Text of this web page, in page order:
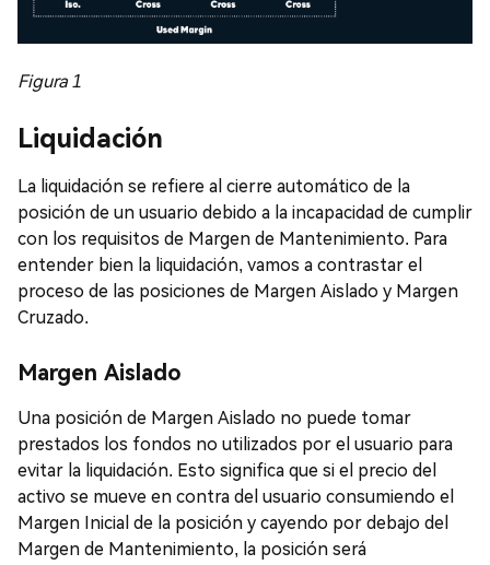
Figura 1
Liquidación
La liquidación se refiere al cierre automático de la
posición de un usuario debido a la incapacidad de cumplir
con los requisitos de Margen de Mantenimiento. Para
entender bien la liquidación, vamos a contrastar el
proceso de las posiciones de Margen Aislado y Margen
Cruzado.
Margen Aislado
Una posición de Margen Aislado no puede tomar
prestados los fondos no utilizados por el usuario para
evitar la liquidación. Esto significa que si el precio del
activo se mueve en contra del usuario consumiendo el
Margen Inicial de la posición y cayendo por debajo del
Margen de Mantenimiento, la posición será